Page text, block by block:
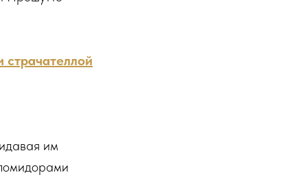
страчателлой
им